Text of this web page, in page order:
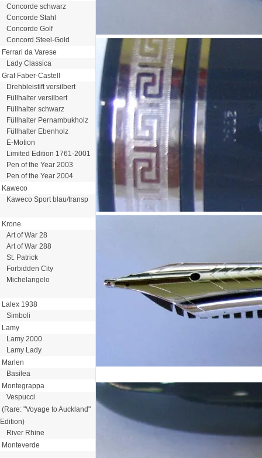
Concorde schwarz
Concorde Stahl
Concorde Golf
Concord Steel-Gold
Ferrari da Varese
Lady Classica
Graf Faber-Castell
Drehbleistift versilbert
Füllhalter versilbert
Füllhalter schwarz
Füllhalter Pernambukholz
Füllhalter Ebenholz
E-Motion
Limited Edition 1761-2001
Pen of the Year 2003
Pen of the Year 2004
Kaweco
Kaweco Sport blau/transp
Krone
Art of War 28
Art of War 288
St. Patrick
Forbidden City
Michelangelo
Lalex 1938
Simboli
Lamy
Lamy 2000
Lamy Lady
Marlen
Basilea
Montegrappa
Vespucci
(Rare: "Voyage to Auckland"
Edition)
River Rhine
Monteverde